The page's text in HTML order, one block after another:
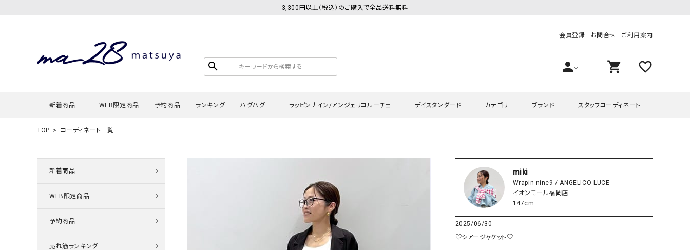
3,300円以上（税込）のご購入で全品送料無料
search
会員登録 お問合せ ご利用案内
person shopping_cart favorite_outline
新着商品 WEB限定商品 予約商品 ランキング ハグハグ ラッピンナイン/アンジェリコルーチェ
タンクトップ・キャミソール
デイスタンダード
チュニック
カテゴリ
ワンピース・チュニック
サロペット・オーバーオール
スカート
ジャケット・アウター
ブランド
ラッピンナイン/アンジェリコルーチェ
hagumu（ハグム）
her.（ハードット）
and quarter（アンドクウォーター） HUMS（ハムズ）
Our.（アワードット）
スタッフコーディネート
TOP コーディネート一覧
新着商品
WEB限定商品
予約商品
売れ筋ランキング
miki
Wrapin nine9 / ANGELICO LUCE
イオンモール福岡店
147cm
2025/06/30
♡シアージャケット♡